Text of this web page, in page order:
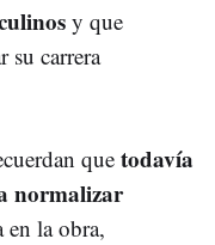
y que
su carrera
que todavía
normalizar
en la obra,